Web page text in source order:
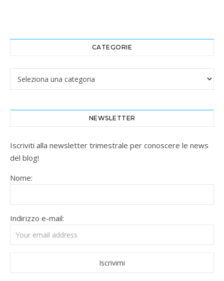
CATEGORIE
Categorie
NEWSLETTER
Iscriviti alla newsletter trimestrale per conoscere le news
del blog!
Nome:
Indirizzo e-mail: